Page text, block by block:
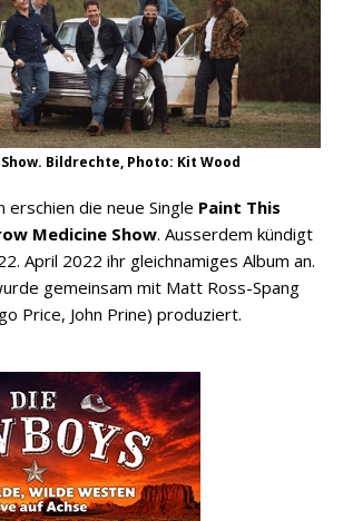
Bildrechte, Photo: Kit Wood
erschien die neue Single Paint This
Medicine Show. Ausserdem kündigt
April 2022 ihr gleichnamiges Album an.
gemeinsam mit Matt Ross-Spang
Price, John Prine) produziert.